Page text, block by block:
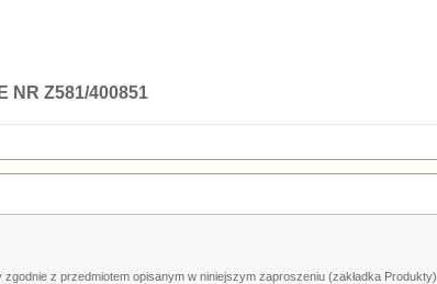
NR Z581/400851
z przedmiotem opisanym w niniejszym zaproszeniu (zakładka Produkty).